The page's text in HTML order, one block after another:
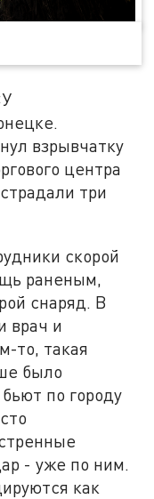
взрывчатку
центра
три
скорой
раненым,
снаряд. В
врач и
то, такая
было
по городу
- уже по ним.
как